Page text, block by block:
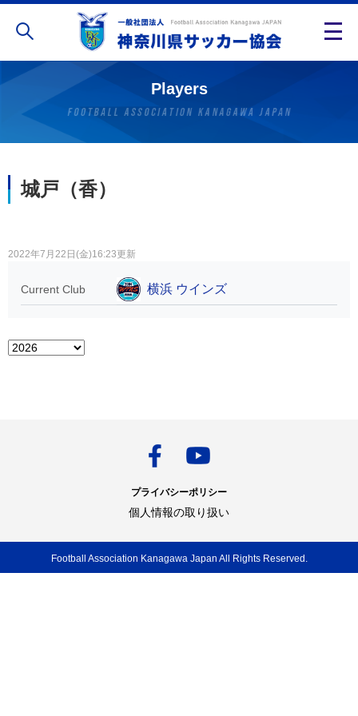
Players
城戸（香）
2022年7月22日(金)16:23更新
Current Club 横浜 ウインズ
プライバシーポリシー
個人情報の取り扱い
Football Association Kanagawa Japan All Rights Reserved.